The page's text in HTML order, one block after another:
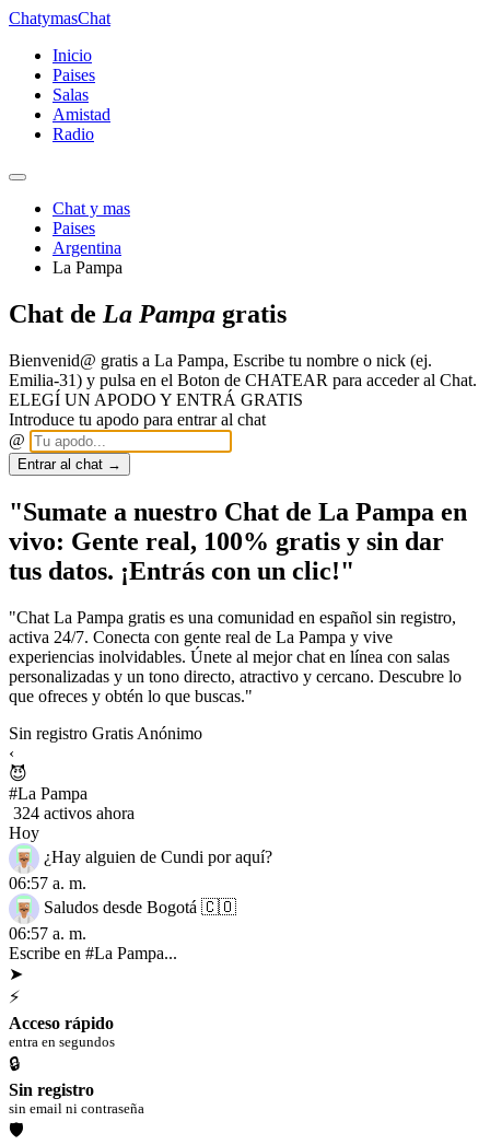
ChatymasChat
Inicio
Paises
Salas
Amistad
Radio
Chat y mas
Paises
Argentina
La Pampa
Chat de La Pampa gratis
Bienvenid@ gratis a La Pampa, Escribe tu nombre o nick (ej.
Emilia-31) y pulsa en el Boton de CHATEAR para acceder al Chat.
ELEGÍ UN APODO Y ENTRÁ GRATIS
Introduce tu apodo para entrar al chat
@
Entrar al chat →
"Sumate a nuestro Chat de La Pampa en
vivo: Gente real, 100% gratis y sin dar
tus datos. ¡Entrás con un clic!"
"Chat La Pampa gratis es una comunidad en español sin registro,
activa 24/7. Conecta con gente real de La Pampa y vive
experiencias inolvidables. Únete al mejor chat en línea con salas
personalizadas y un tono directo, atractivo y cercano. Descubre lo
que ofreces y obtén lo que buscas."
Sin registro Gratis Anónimo
‹
😈
#La Pampa
324 activos ahora
Hoy
¿Hay alguien de Cundi por aquí?
06:57 a. m.
Saludos desde Bogotá 🇨🇴
06:57 a. m.
Escribe en #La Pampa...
➤
⚡
Acceso rápido
entra en segundos
🔒
Sin registro
sin email ni contraseña
🛡